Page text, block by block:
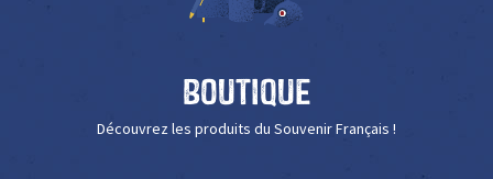
Boutique
Découvrez les produits du Souvenir Français !